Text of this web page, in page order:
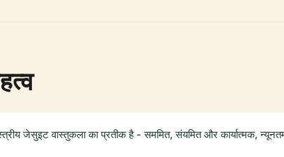
जेसुइट वास्तुकला का प्रतीक है - सममित, संयमित और कार्यात्मक,